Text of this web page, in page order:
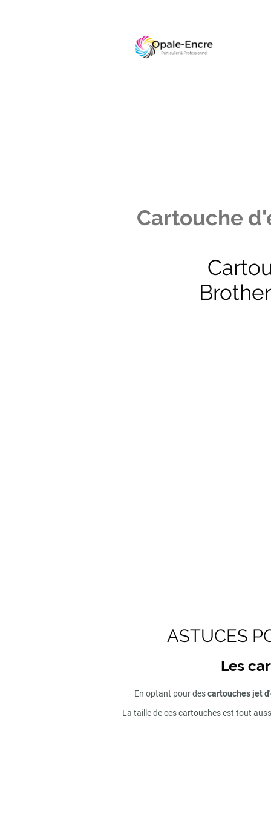
Cartouche
ASTUCES
Les
En optant pour descartouches jet
La taille de ces cartouches est tout